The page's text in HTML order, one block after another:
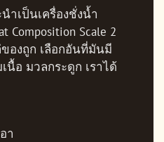
ำเป็นเครื่องชั่งน้ำ
Composition Scale 2
องถูก เลือกอันที่มันมี
นื้อ มวลกระดูก เราได้
า